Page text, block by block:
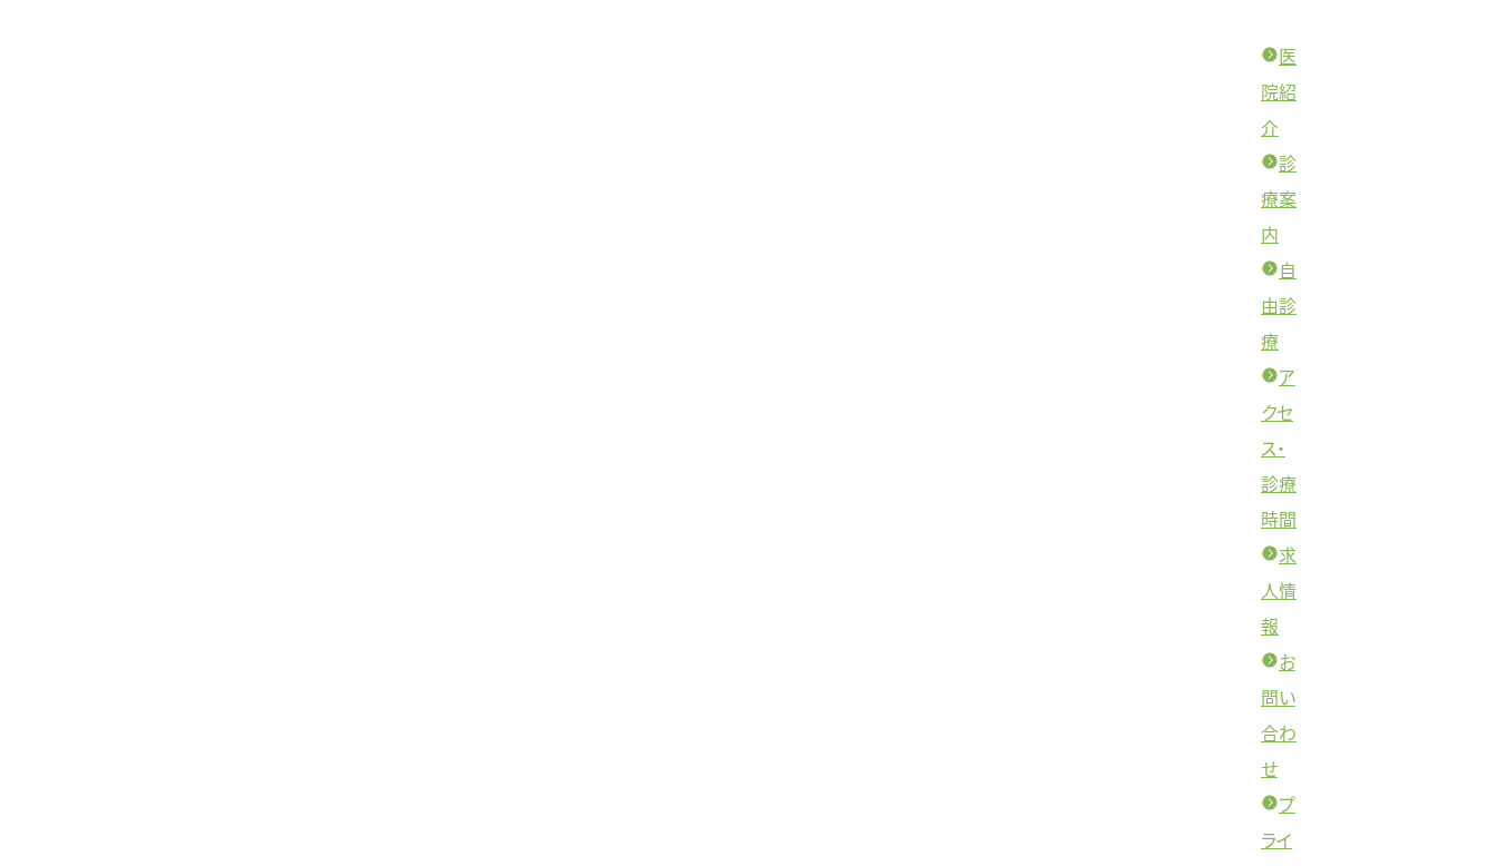
医
院紹
介
診
療案
内
自
由診
療
ア
クセ
ス・
診療
時間
求
人情
報
お
問い
合わ
せ
プ
ライ